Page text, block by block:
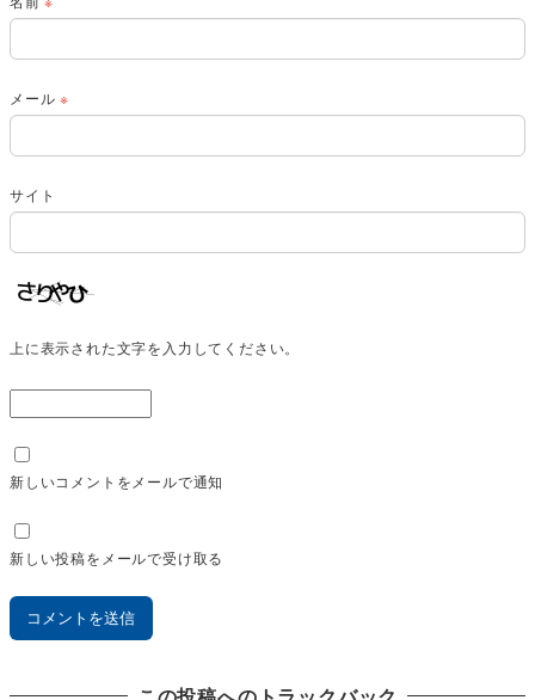
メール※
サイト
上に表示された文字を入力してください。
新しいコメントをメールで通知
新しい投稿をメールで受け取る